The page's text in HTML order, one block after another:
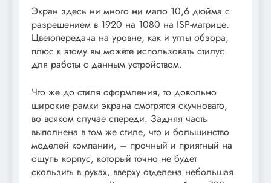
Экран здесь ни много ни мало 10,6 дюйма с
разрешением в 1920 на 1080 на ISP-матрице.
Цветопередача на уровне, как и углы обзора,
плюс к этому вы можете использовать стилус
для работы с данным устройством.
Что же до стиля оформления, то довольно
широкие рамки экрана смотрятся скучновато,
во всяком случае спереди. Задняя часть
выполнена в том же стиле, что и большинство
моделей компании, – прочный и приятный на
ощупь корпус, который точно не будет
скользить в руках, вверху отделена небольшая